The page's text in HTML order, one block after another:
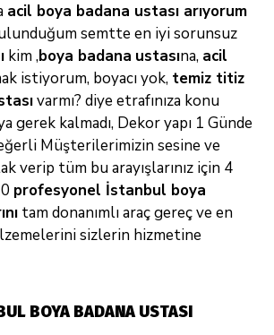
acil boya badana ustası arıyorum
semtte en iyi sorunsuz
kim ,boya badana ustasına, acil
istiyorum, boyacı yok, temiz titiz
varmı? diye etrafınıza konu
gerek kalmadı, Dekor yapı 1 Günde
Müşterilerimizin sesine ve
verip tüm bu arayışlarınız için 4
profesyonel İstanbul boya
tamdonanımlı araç gereç ve en
sizlerin hizmetine
BOYA BADANA USTASI